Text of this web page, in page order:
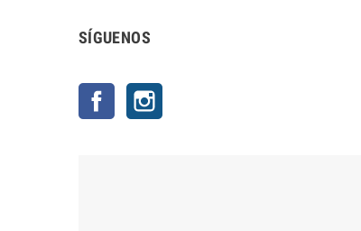
SÍGUENOS
Facebook